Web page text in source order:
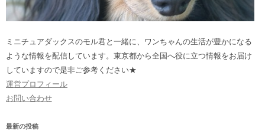
ミニチュアダックスのモル君と一緒に、ワンちゃんの生活が豊かになる
ような情報を配信しています。東京都から全国へ役に立つ情報をお届け
していますので是非ご参考ください★
運営プロフィール
お問い合わせ
最新の投稿